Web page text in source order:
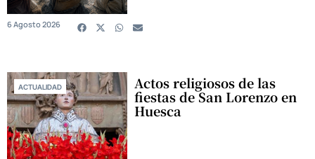
6 Agosto 2026
ACTUALIDAD Actos religiosos de las
fiestas de San Lorenzo en
Huesca